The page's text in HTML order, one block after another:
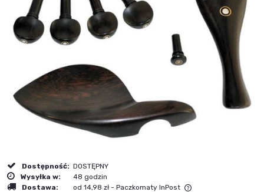
Dostępność: DOSTĘPNY
Wysyłka w:
48 godzin
Dostawa:
od 14,98 zł - Paczkomaty InPost